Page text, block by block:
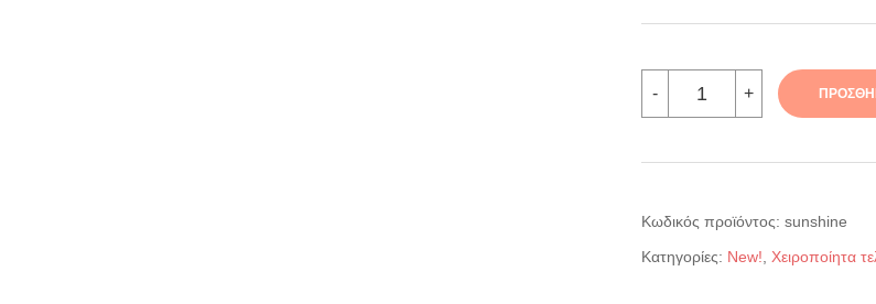
-
κέντημα:
You
+
Κωδικός προϊόντος: sunshine
Κατηγορίες: New! Χειροποίητα